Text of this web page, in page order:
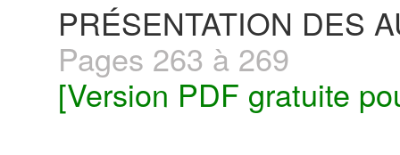
PRÉSENTATION DES
Pages 263 à 269
[Version PDF gratuite